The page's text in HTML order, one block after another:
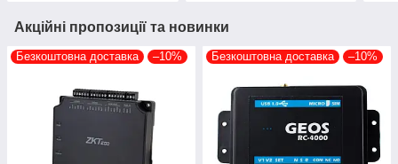
Акційні пропозиції та новинки
Безкоштовна доставка –10% Безкоштовна доставка –10%